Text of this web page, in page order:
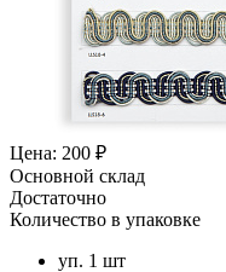
Цена: 200 ₽
Основной склад
Достаточно
Количество в упаковке
уп. 1 шт